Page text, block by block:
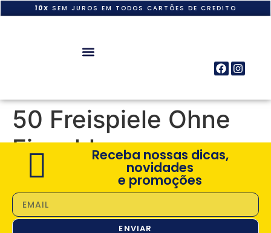
10X SEM JUROS EM TODOS CARTÕES DE CREDITO
50 Freispiele Ohne
EinzahlungReceba nossas dicas,
novidades
e promoções
ENVIAR